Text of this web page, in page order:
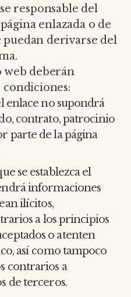
responsable del
enlazada o de
puedan derivarse del
web deberán
condiciones:
enlace no supondrá
contrato, patrocinio
parte de la página
se establezca el
informaciones
ilícitos,
a los principios
o atenten
así como tampoco
contrarios a
de terceros.